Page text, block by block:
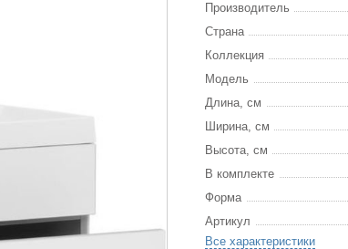
Производитель
Страна
Коллекция
Модель
Длина, см
Ширина, см
Высота, см
В комплекте
Форма
Артикул
Все характеристики